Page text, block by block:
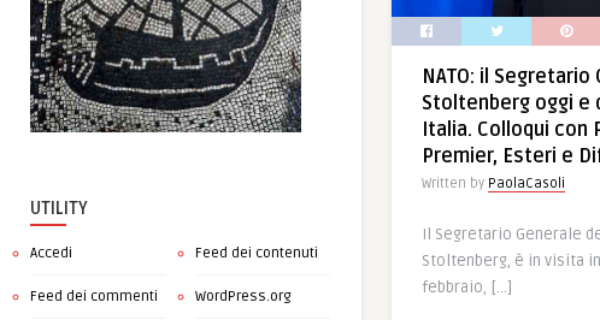
UTILITY
Accedi Feed dei contenuti
Feed dei commenti WordPress.org
NATO: il Segretario
Stoltenberg oggi e
Italia. Colloqui con
Premier, Esteri e
Written by PaolaCasoli
Il Segretario Generale
Stoltenberg, è in visita
febbraio, […]